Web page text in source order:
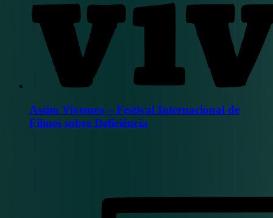
Assim Vivemos – Festival Internacional de
Filmes sobre Deficiência